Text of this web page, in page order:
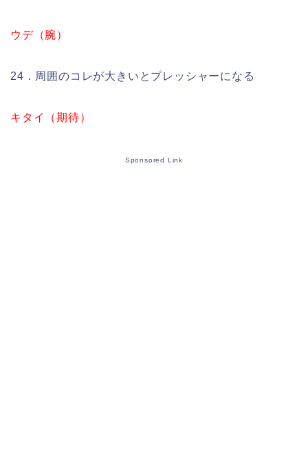
ウデ（腕）
24．周囲のコレが大きいとプレッシャーになる
キタイ（期待）
Sponsored Link